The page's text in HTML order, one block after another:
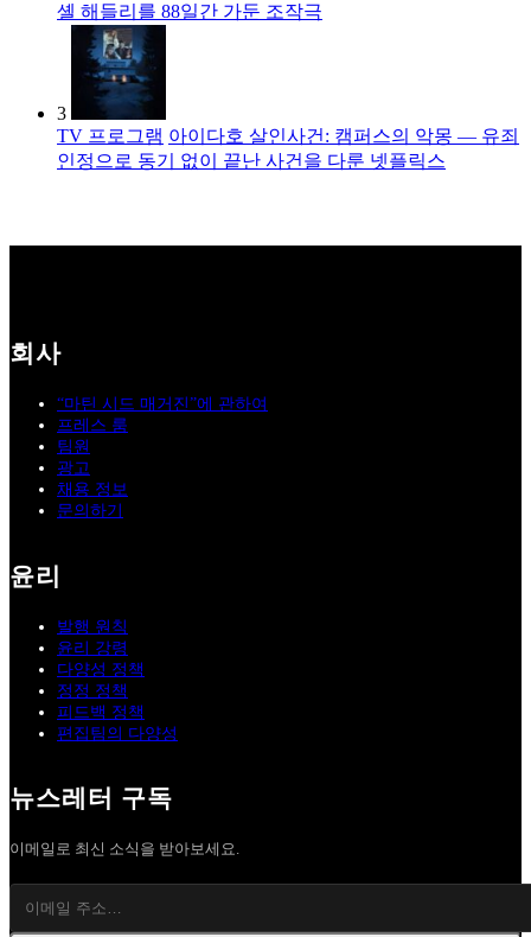
셸 해들리를 88일간 가둔 조작극
3
TV 프로그램 아이다호 살인사건: 캠퍼스의 악몽 — 유죄
인정으로 동기 없이 끝난 사건을 다룬 넷플릭스
회사
“마틴 시드 매거진”에 관하여
프레스 룸
팀원
광고
채용 정보
문의하기
윤리
발행 원칙
윤리 강령
다양성 정책
정정 정책
피드백 정책
편집팀의 다양성
뉴스레터 구독
이메일로 최신 소식을 받아보세요.